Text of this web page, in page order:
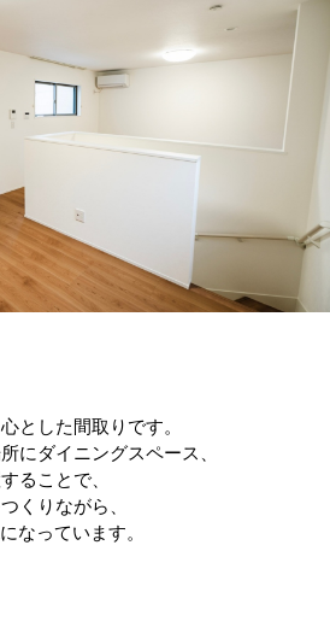
とした間取りです。
にダイニングスペース、
ることで、
くりながら、
なっています。